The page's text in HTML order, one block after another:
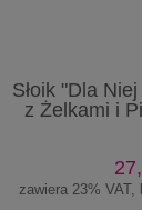
Eggs
nadzieniem o
1,50 zł
Słoik "Dla
z Żelkami i
zawiera 23%